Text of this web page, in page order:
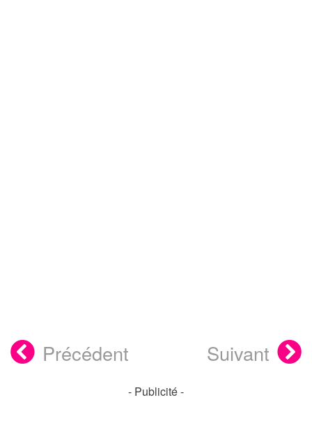
Précédent Suivant
- Publicité -